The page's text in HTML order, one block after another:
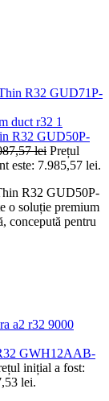
R32 GUD50P-
lei Prețul
este: 7.985,57 lei.
R32 GUD50P-
o soluție premium
concepută pentru
GWH12AAB-
inițial a fost:
lei.